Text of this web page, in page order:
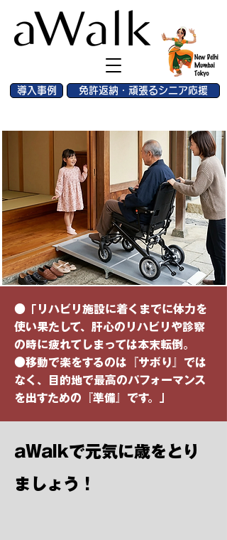
免許返納・頑張るシニア応援
導入事例
介護保険レンタルなどを利用
移動は目的、運動は手段
●「リハビリ施設に着くまでに体力を
使い果たして、肝心のリハビリや診察
の時に疲れてしまっては本末転倒。
●移動で楽をするのは『サボり』では
なく、目的地で最高のパフォーマンス
を出すための『準備』です。」
aWalkで元気に歳をとり
ましょう！